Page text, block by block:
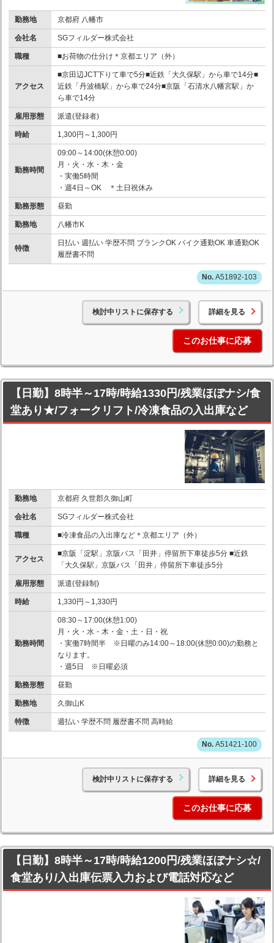
勤務地 京都府 八幡市
会社名 SGフィルダー株式会社
職種 ■お荷物の仕分け＊京都エリア（外）
アクセス
■京田辺JCT下りて車で5分■近鉄「大久保駅」から車で14分■
近鉄「丹波橋駅」から車で24分■京阪「石清水八幡宮駅」か
ら車で14分
雇用形態 派遣(登録者)
時給 1,300円～1,300円
勤務時間
09:00～14:00(休憩0:00)
月・火・水・木・金
・実働5時間
・週4日～OK ＊土日祝休み
勤務形態 昼勤
勤務地 八幡市K
特徴
日払い 週払い 学歴不問 ブランクOK バイク通勤OK 車通勤OK
履歴書不問
A51892-103
検討中リストに保存する 詳細を見る
このお仕事に応募
【日勤】8時半～17時/時給1330円/残業ほぼナシ/食
堂あり★/フォークリフト/冷凍食品の入出庫など
勤務地 京都府 久世郡久御山町
会社名 SGフィルダー株式会社
職種 ■冷凍食品の入出庫など＊京都エリア（外）
アクセス
■京阪「淀駅」京阪バス「田井」停留所下車徒歩5分 ■近鉄
「大久保駅」京阪バス「田井」停留所下車徒歩5分
雇用形態 派遣(登録制)
時給 1,330円～1,330円
勤務時間
08:30～17:00(休憩1:00)
月・火・水・木・金・土・日・祝
・実働7時間半 ※日曜のみ14:00～18:00(休憩0:00)の勤務と
なります。
・週5日 ※日曜必須
勤務形態 昼勤
勤務地 久御山K
特徴 週払い 学歴不問 履歴書不問 高時給
A51421-100
検討中リストに保存する 詳細を見る
このお仕事に応募
【日勤】8時半～17時/時給1200円/残業ほぼナシ☆/
食堂あり/入出庫伝票入力および電話対応など